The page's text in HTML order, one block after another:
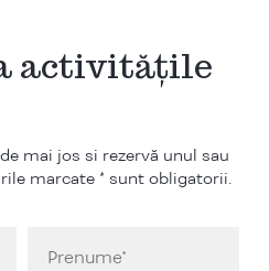
activitățile
mai jos si rezervă unul sau
marcate * sunt obligatorii.